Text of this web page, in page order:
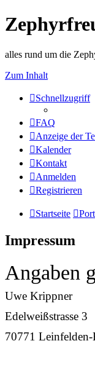
alles rund um die
Zum Inhalt
Schnellzugriff
FAQ
Anzeige der
Kalender
Kontakt
Anmelden
Registrieren
Startseite
Impressum
Angaben
Uwe Krippner
Edelweißstrasse 3
70771 Leinfelden-